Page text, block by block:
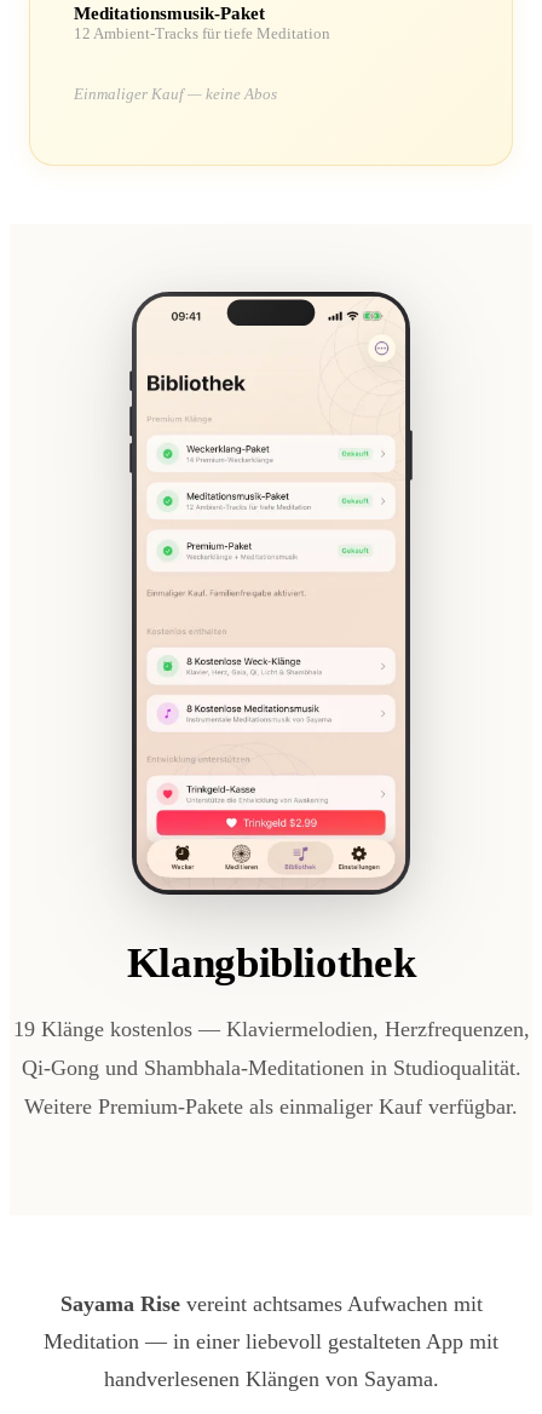
Meditationsmusik-Paket
12 Ambient-Tracks für tiefe Meditation
Einmaliger Kauf — keine Abos
Klangbibliothek
19 Klänge kostenlos — Klaviermelodien, Herzfrequenzen,
Qi-Gong und Shambhala-Meditationen in Studioqualität.
Weitere Premium-Pakete als einmaliger Kauf verfügbar.
Sayama Risevereint achtsames Aufwachen mit
Meditation — in einer liebevoll gestalteten App mit
handverlesenen Klängen von Sayama.